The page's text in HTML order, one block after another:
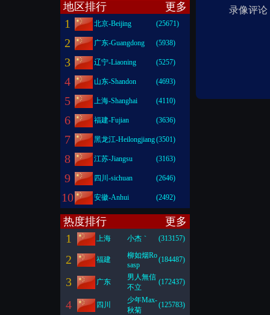
地区排行 更多
1 北京-Beijing (25671)
2 广东-Guangdong (5938)
3 辽宁-Liaoning (5257)
4 山东-Shandon (4693)
5 上海-Shanghai (4110)
6 福建-Fujian (3636)
7 黑龙江-Heilongjiang(3501)
8 江苏-Jiangsu (3163)
9 四川-sichuan (2646)
10 安徽-Anhui (2492)
热度排行 更多
1 上海 小杰｀ (313157)
2 福建
柳如烟Ro
sasp
(184487)
3 广东
男人無信
不立
(172437)
4 四川
少年Max-
秋菊
(125783)
录像评论